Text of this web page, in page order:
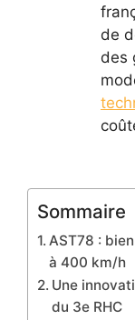
de
des
Sommaire
AST78 :
à 400 km/h
Une
du 3e RHC